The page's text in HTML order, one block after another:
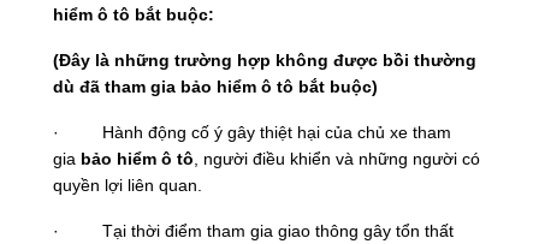
hiểm ô tô bắt buộc:
(Đây là những trường hợp không được bồi thường
dù đã tham gia bảo hiểm ô tô bắt buộc)
· Hành động cố ý gây thiệt hại của chủ xe tham
gia bảo hiểm ô tô, người điều khiển và những người có
quyền lợi liên quan.
· Tại thời điểm tham gia giao thông gây tổn thất